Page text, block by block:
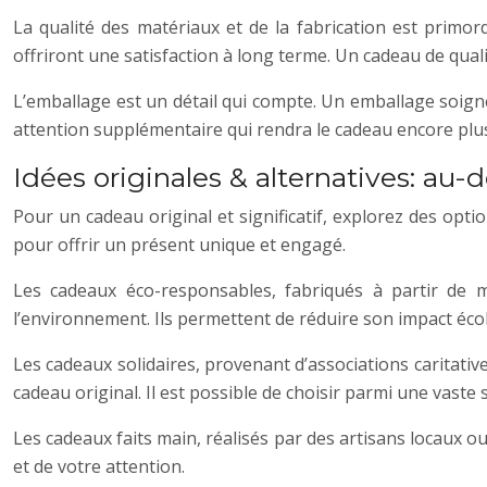
La qualité des matériaux et de la fabrication est
offriront une satisfaction à long terme. Un cadeau de
L’emballage est un détail qui compte. Un emballage
attention supplémentaire qui rendra le cadeau encore
Idées originales & alternatives: au-
Pour un cadeau original et significatif, explorez des
pour offrir un présent unique et engagé.
Les cadeaux éco-responsables, fabriqués à partir
l’environnement. Ils permettent de réduire son impact
Les cadeaux solidaires, provenant d’associations
cadeau original. Il est possible de choisir parmi une
Les cadeaux faits main, réalisés par des artisans
et de votre attention.